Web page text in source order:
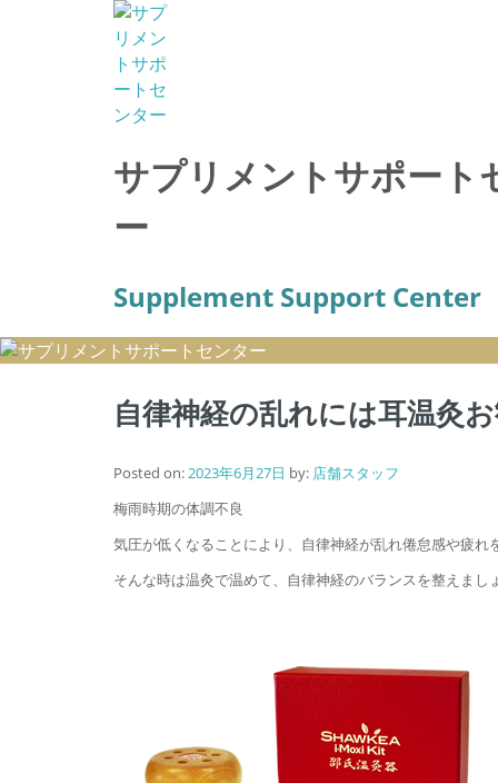
サプリメントサポート
ー
Supplement Support Center
自律神経の乱れには耳温灸
Posted on:2023年6月27日 by: 店舗スタッフ
梅雨時期の体調不良
気圧が低くなることにより、自律神経が乱れ倦怠感や疲れ
そんな時は温灸で温めて、自律神経のバランスを整えまし